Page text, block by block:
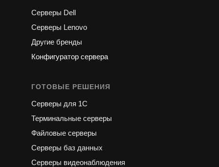
Серверы Dell
Серверы Lenovo
Другие бренды
Конфигуратор сервера
ГОТОВЫЕ РЕШЕНИЯ
Серверы для 1С
Терминальные серверы
Файловые серверы
Серверы баз данных
Серверы видеонаблюдения